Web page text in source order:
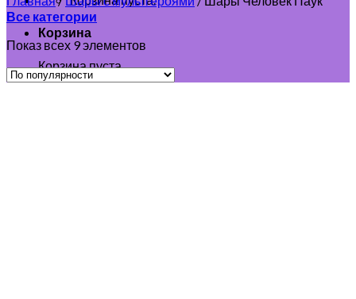
Корзина
Корзина пуста.
Все категории
Показ всех 9 элементов